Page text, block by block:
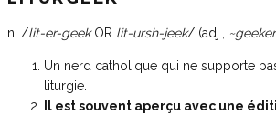
n. /lit-er-geekOR lit-ursh-jeek/ (adj.,
Un nerd catholique qui ne supporte
liturgie.
Il est souvent aperçu avec une